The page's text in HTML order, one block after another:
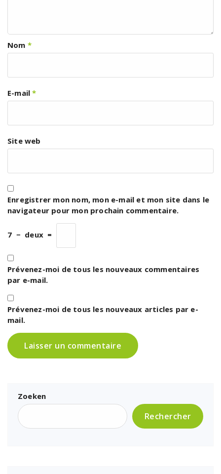
Nom *
E-mail*
Site web
Enregistrer mon nom, mon e-mail et mon site dans le
navigateur pour mon prochain commentaire.
7 − deux =
Prévenez-moi de tous les nouveaux commentaires
par e-mail.
Prévenez-moi de tous les nouveaux articles par e-
mail.
Zoeken
Rechercher